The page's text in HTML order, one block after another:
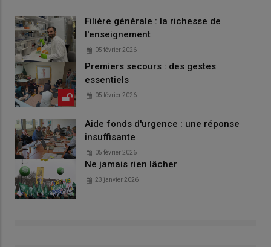
Filière générale : la richesse de
l'enseignement
05 février 2026
Premiers secours : des gestes
essentiels
05 février 2026
Aide fonds d'urgence : une réponse
insuffisante
05 février 2026
Ne jamais rien lâcher
23 janvier 2026